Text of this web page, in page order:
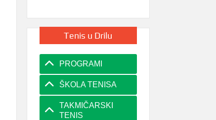
Tenis u Drilu
PROGRAMI
ŠKOLA TENISA
TAKMIČARSKI
TENIS